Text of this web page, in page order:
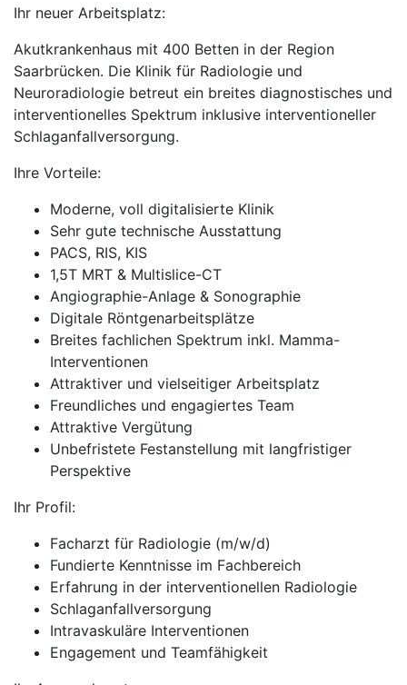
Ihr neuer Arbeitsplatz:
Akutkrankenhaus mit 400 Betten in der Region
Saarbrücken. Die Klinik für Radiologie und
Neuroradiologie betreut ein breites diagnostisches und
interventionelles Spektrum inklusive interventioneller
Schlaganfallversorgung.
Ihre Vorteile:
Moderne, voll digitalisierte Klinik
Sehr gute technische Ausstattung
PACS, RIS, KIS
1,5T MRT & Multislice-CT
Angiographie-Anlage & Sonographie
Digitale Röntgenarbeitsplätze
Breites fachlichen Spektrum inkl. Mamma-
Interventionen
Attraktiver und vielseitiger Arbeitsplatz
Freundliches und engagiertes Team
Attraktive Vergütung
Unbefristete Festanstellung mit langfristiger
Perspektive
Ihr Profil:
Facharzt für Radiologie (m/w/d)
Fundierte Kenntnisse im Fachbereich
Erfahrung in der interventionellen Radiologie
Schlaganfallversorgung
Intravaskuläre Interventionen
Engagement und Teamfähigkeit